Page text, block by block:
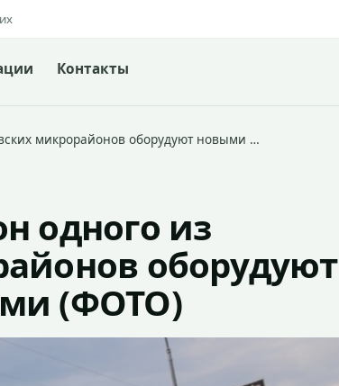
Контакты
микрорайонов оборудуют новыми …
одного из
оборудуют
(ФОТО)